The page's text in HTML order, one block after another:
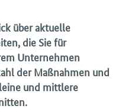
über aktuelle
die Sie für
Unternehmen
der Maßnahmen und
und mittlere